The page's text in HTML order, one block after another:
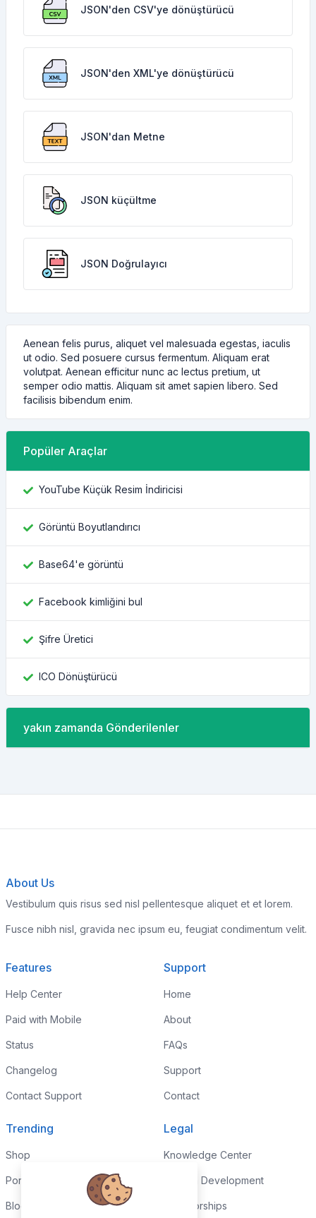
JSON'den CSV'ye dönüştürücü
JSON'den XML'ye dönüştürücü
JSON'dan Metne
JSON küçültme
JSON Doğrulayıcı
Aenean felis purus, aliquet vel malesuada egestas, iaculis
ut odio. Sed posuere cursus fermentum. Aliquam erat
volutpat. Aenean efficitur nunc ac lectus pretium, ut
semper odio mattis. Aliquam sit amet sapien libero. Sed
facilisis bibendum enim.
Popüler Araçlar
YouTube Küçük Resim İndiricisi
Görüntü Boyutlandırıcı
Base64'e görüntü
Facebook kimliğini bul
Şifre Üretici
ICO Dönüştürücü
yakın zamanda Gönderilenler
About Us
Vestibulum quis risus sed nisl pellentesque aliquet et et lorem.
Fusce nibh nisl, gravida nec ipsum eu, feugiat condimentum velit.
Features
Help Center
Paid with Mobile
Status
Changelog
Contact Support
Support
Home
About
FAQs
Support
Contact
Trending
Shop
Portfolio
Blog
Legal
Knowledge Center
Custom Development
Sponsorships